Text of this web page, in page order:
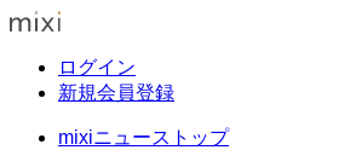
ログイン
新規会員登録
mixiニューストップ